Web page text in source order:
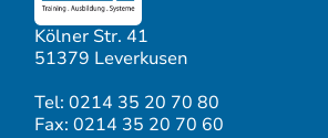
Kölner Str. 41
51379 Leverkusen
Tel: 0214 35 20 70 80
Fax: 0214 35 20 70 60